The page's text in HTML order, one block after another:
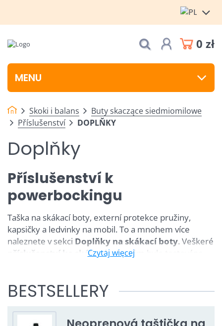
0 zł
MENU
Skoki i balans
Buty skaczące siedmiomilowe
Příslušenství
DOPLŇKY
Doplňky
Příslušenství k
powerbockingu
Taška na skákací boty, externí protekce pružiny,
kapsičky a ledvinky na mobil. To a mnohem více
naleznete v sekci Doplňky na skákací boty. Veškeré
příslušenství ke skákacím botám
bylo testováno
Czytaj więcej
BESTSELLERY